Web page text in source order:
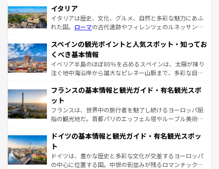
イタリア
イタリアは歴史、文化、グルメ、自然と多彩な魅力にあふ
れた国。 ローマの古代遺跡やフィレンツェのルネッサンス
ろん、トスカーナの美しい田園風景やアマルフィ海岸の絶
景など、自然景観も見逃せない。観光の合間には、本場の
ピザやパスタなど、絶品のイタリア料理を堪能することも
できる。朝目覚めてから夜眠るまで、すべての瞬間を楽し
なお、新着のイタリア情報はコンテンツ一覧を参照してほ
しい。
スペインの観光ポイントと人気スポット・知ってお
くべき基本情報
イベリア半島のほぼ80％を占めるスペインは、太陽が降り
注ぐ地中海沿岸から雄大なピレネー山脈まで、多彩な自然
文化が根付くこの国では、情熱的なフラメンコ、熱気あふ
れる闘牛、そして美味しいタパスが生活の一部となってい
る。首都マドリードの洗練された雰囲気や、バルセロナの
アートに溢れた街角から、地方では古代ローマ遺跡や中世
せる。地方によって風土や気候が異なるスペインはその個
ンテンツ一覧 を参照してほしい。
フランスの基本情報と観光ガイド・有名観光スポ
ット
フランスは、世界中の旅行者を魅了し続けるヨーロッパ屈
指の観光地だ。首都パリのエッフェル塔やルーブル美術館
で、幅広い魅力が詰まっている。華麗な宮殿、歴史的な大
聖堂、美しいビーチ、そして豊かな自然が、訪れる者を心
から魅了する。また、フランスは美食の国としても知ら
れ、フランス料理はユネスコ無形文化遺産にも登録されて
ドイツの基本情報と観光ガイド・有名観光スポッ
ト
ドイツは、豊かな歴史と多彩な文化が交差するヨーロッパ
の中心に位置する国。中世の街並みが残るロマンチック街